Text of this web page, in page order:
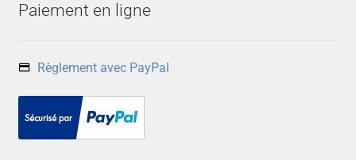
Paiement en ligne
Règlement avec PayPal